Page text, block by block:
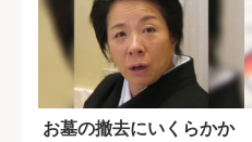
お墓の撤去にいくらかか